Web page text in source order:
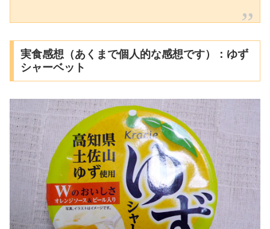
実食感想（あくまで個人的な感想です）：ゆず
シャーベット